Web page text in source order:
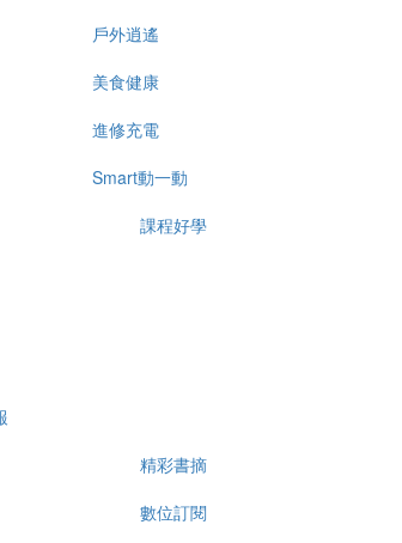
戶外逍遙
美食健康
進修充電
Smart動一動
課程好學
精彩書摘
數位訂閱